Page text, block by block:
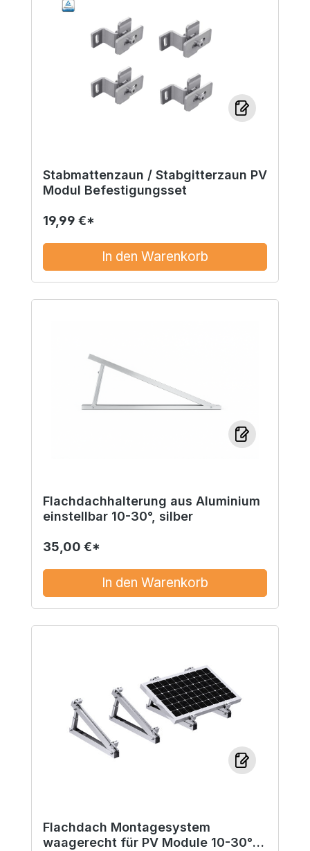
Stabmattenzaun / Stabgitterzaun PV
Modul Befestigungsset
19,99 €*
In den Warenkorb
Flachdachhalterung aus Aluminium
einstellbar 10-30°, silber
35,00 €*
In den Warenkorb
Flachdach Montagesystem
waagerecht für PV Module 10-30°